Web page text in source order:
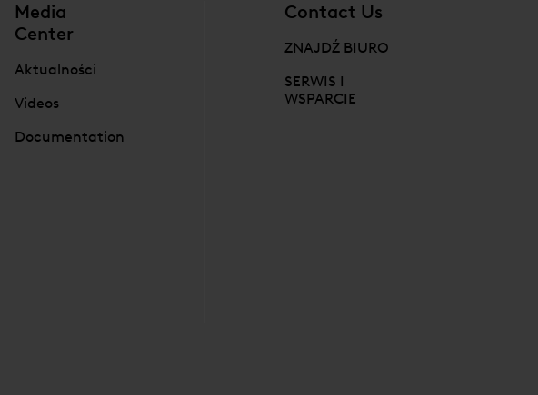
Media
Center
Aktualności
Videos
Documentation
Contact Us
ZNAJDŹ BIURO
SERWIS I
WSPARCIE